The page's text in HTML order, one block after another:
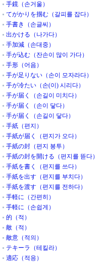
手鏡（손거울）
てがかりを掴む（갈피를 잡다）
手書き（손글씨）
出かける（나가다）
手加減（손대중）
手が込む（잔손이 많이 가다）
手形（어음）
手が足りない（손이 모자라다）
手が冷たい（손(이) 시리다）
手が届く（손길이 미치다）
手が届く（손이 닿다）
手が届く（손길이 닿다）
手紙（편지）
手紙が届く（편지가 오다）
手紙の封（편지 봉투）
手紙の封を開ける（편지를 뜯다）
手紙を書く（편지를 쓰다）
手紙を出す（편지를 부치다）
手紙を渡す（편지를 전하다）
手軽に（간편히）
手軽に（손쉽게）
的（적）
敵（적）
敵意（적의）
テキーラ（테킬라）
適応（적응）